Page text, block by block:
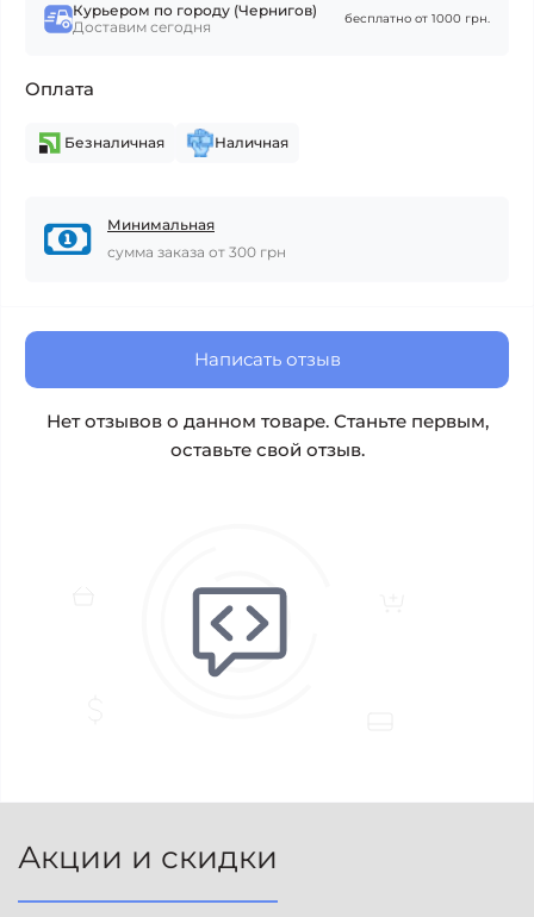
Курьером по городу (Чернигов)
Доставим сегодня
бесплатно от 1000 грн.
Оплата
Безналичная Наличная
Минимальная
сумма заказа от 300 грн
Написать отзыв
Нет отзывов о данном товаре. Станьте первым,
оставьте свой отзыв.
Акции и скидки